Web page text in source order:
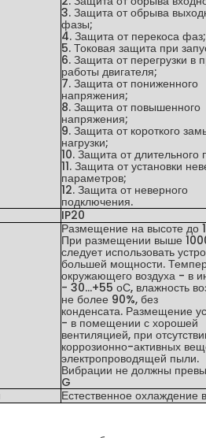
3. Защита от обрыва
фазы;
4. Защита от перекоса фаз;
5. Токовая защита при
6. Защита от перегрузки в
работы двигателя;
7. Защита от пониженного
напряжения;
8. Защита от повышенного
напряжения;
9. Защита от короткого
нагрузки;
10. Защита от длительного
11. Защита от установки
параметров;
12. Защита от неверного
подключения.
IP20
Размещение на высоте до
При размещении выше
следует использовать
большей мощности.
окружающего воздуха - в
- 30...+55 оС, влажность
не более 90%, без
конденсата. Размещение
- в помещении с хорошей
вентиляцией, при
коррозионно-активных
электропроводящей пыли.
Вибрации не должны
G
Естественное охлаждение